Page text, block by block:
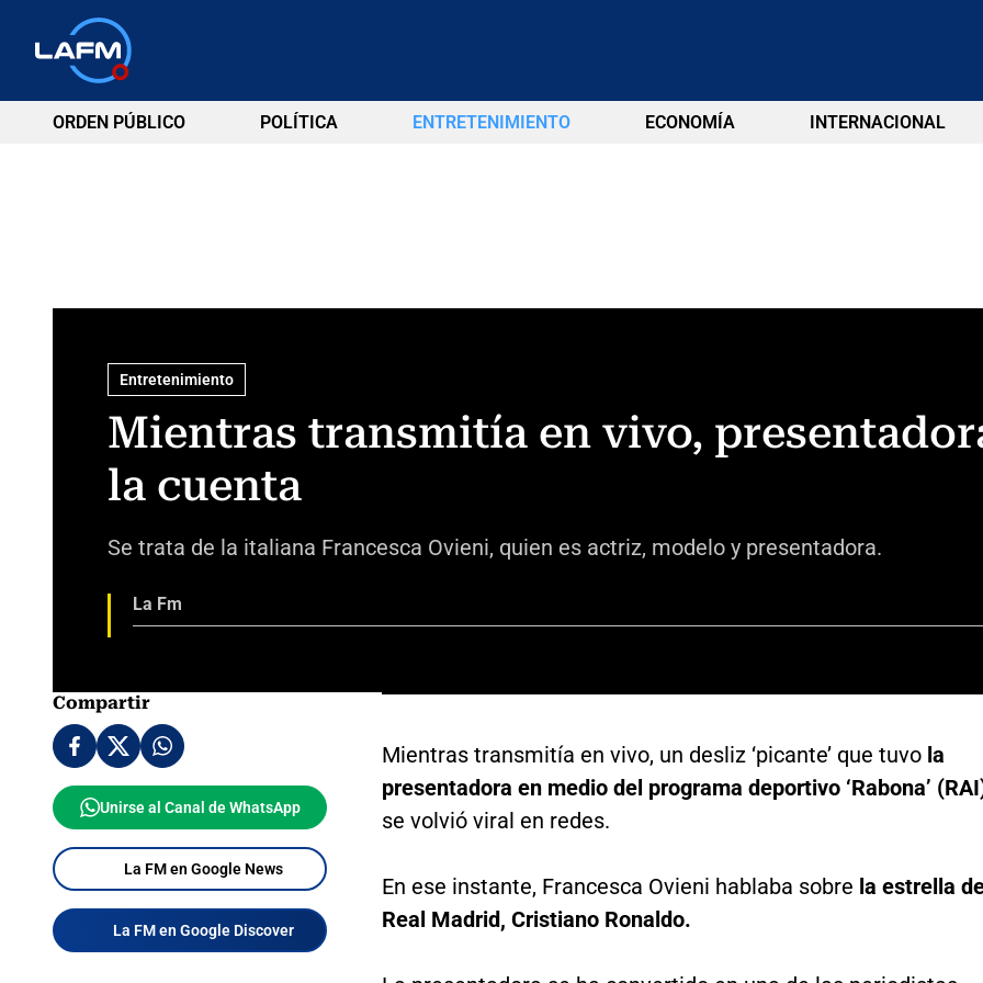
ORDEN PÚBLICO POLÍTICA ENTRETENIMIENTO ECONOMÍA INTERNACIONAL
Entretenimiento
Mientras transmitía en vivo,
la cuenta
Se trata de la italiana Francesca Ovieni, quien es actriz, modelo y presentadora.
La Fm
Compartir
Unirse al Canal de WhatsApp
La FM en Google News
La FM en Google Discover
Mientras transmitía en vivo, un desliz ‘picante’ que tuvola
presentadora en medio del programa deportivo ‘Rabona’
se volvió viral en redes.
En ese instante, Francesca Ovieni hablaba sobre la estrella
Real Madrid, Cristiano Ronaldo.